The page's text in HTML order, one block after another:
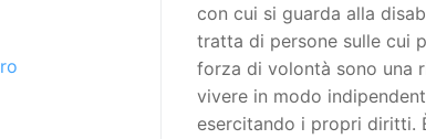
con cui si guarda alla
tratta di persone sulle cui
forza di volontà sono una
vivere in modo
esercitando i propri diritti.